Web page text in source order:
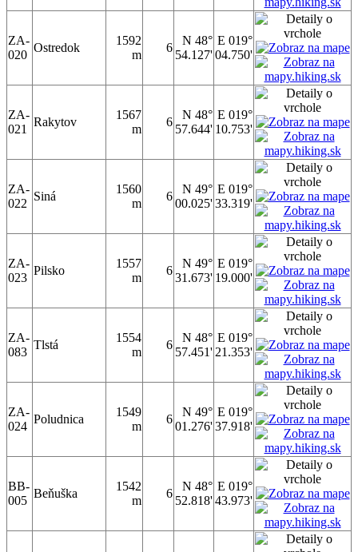
ZA-
020
Ostredok
1592
m
6
N 48°
54.127'
E 019°
04.750'
ZA-
021
Rakytov
1567
m
6
N 48°
57.644'
E 019°
10.753'
ZA-
022
Siná
1560
m
6
N 49°
00.025'
E 019°
33.319'
ZA-
023
Pilsko
1557
m
6
N 49°
31.673'
E 019°
19.000'
ZA-
083
Tlstá
1554
m
6
N 48°
57.451'
E 019°
21.353'
ZA-
024
Poludnica
1549
m
6
N 49°
01.276'
E 019°
37.918'
BB-
005
Beňuška
1542
m
6
N 48°
52.818'
E 019°
43.973'